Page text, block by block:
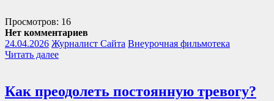
Просмотров: 16
Нет комментариев
24.04.2026 Журналист Сайта Внеурочная фильмотека
Читать далее
Как преодолеть постоянную тревогу?